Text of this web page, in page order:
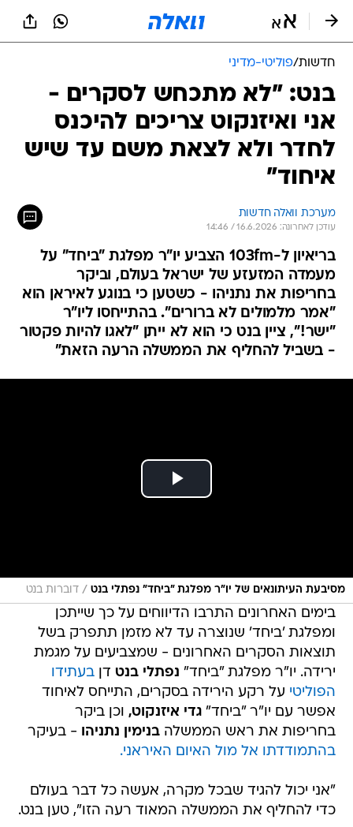
חדשות/פוליטי-מדיני
בנט: "לא מתכחש לסקרים -
אני ואיזנקוט צריכים להיכנס
לחדר ולא לצאת משם עד שיש
איחוד"
מערכת וואלה חדשות
עודכן לאחרונה: 16.6.2026 / 14:46
בריאיון ל-103fm הצביע יו"ר מפלגת "ביחד" על
מעמדה המזעזע של ישראל בעולם, וביקר
בחריפות את נתניהו - כשטען כי בנוגע לאיראן הוא
"אמר מלמולים לא ברורים". בהתייחסו ליו"ר
"ישר!", ציין בנט כי הוא לא ייתן "לאגו להיות פקטור
- בשביל להחליף את הממשלה הרעה הזאת"
מסיבעת העיתונאים של יו״ר מפלגת ״ביחד״ נפתלי בנט / דוברות בנט
בימים האחרונים התרבו הדיווחים על כך שייתכן
ומפלגת 'ביחד' שנוצרה עד לא מזמן תתפרק בשל
תוצאות הסקרים האחרונים - שמצביעים על מגמת
ירידה. יו"ר מפלגת "ביחד" נפתלי בנט דןבעתידו
הפוליטי על רקע הירידה בסקרים, התייחס לאיחוד
אפשר עם יו"ר "ביחד"גדי איזנקוט, וכן ביקר
בחריפות את ראש הממשלהבנימין נתניהו - בעיקר
בהתמודדתו אל מול האיום האיראני.
"אני יכול להגיד שבכל מקרה, אעשה כל דבר בעולם
כדי להחליף את הממשלה המאוד רעה הזו", טען בנט.